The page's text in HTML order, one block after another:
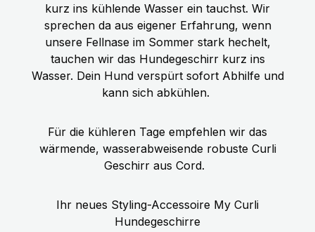
kurz ins kühlende Wasser ein tauchst. Wir
sprechen da aus eigener Erfahrung, wenn
unsere Fellnase im Sommer stark hechelt,
tauchen wir das Hundegeschirr kurz ins
Wasser. Dein Hund verspürt sofort Abhilfe und
kann sich abkühlen.
Für die kühleren Tage empfehlen wir das
wärmende, wasserabweisende robuste Curli
Geschirr aus Cord.
Ihr neues Styling-Accessoire My Curli
Hundegeschirre